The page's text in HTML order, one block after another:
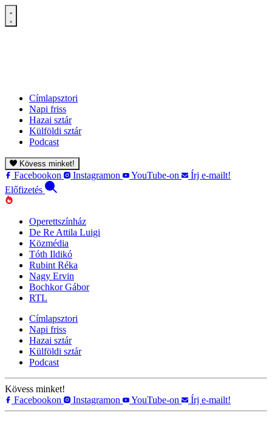
Címlapsztori
Napi friss
Hazai sztár
Külföldi sztár
Podcast
Kövess minket!
Facebookon Instagramon YouTube-on
Írj e-mailt!
Előfizetés
Operettszínház
De Re Attila Luigi
Közmédia
Tóth Ildikó
Rubint Réka
Nagy Ervin
Bochkor Gábor
RTL
Címlapsztori
Napi friss
Hazai sztár
Külföldi sztár
Podcast
Kövess minket!
Facebookon
Instagramon YouTube-on Írj e-mailt!